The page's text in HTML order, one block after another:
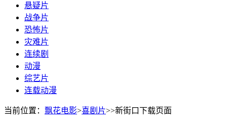
悬疑片
战争片
恐怖片
灾难片
连续剧
动漫
综艺片
连载动漫
当前位置： 飘花电影>喜剧片>>新街口下载页面